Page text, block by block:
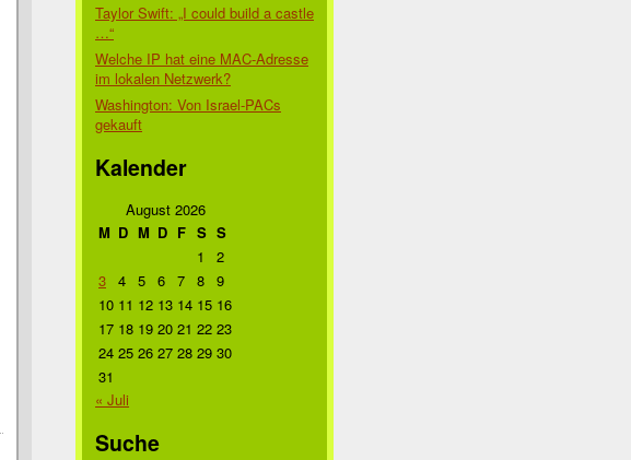
Taylor Swift: „I could build a castle
…“
Welche IP hat eine MAC-Adresse
im lokalen Netzwerk?
Washington: Von Israel-PACs
gekauft
Kalender
August 2026
M D M D F S S
1
2
3 4 5 6 7 8 9
10 11 12 13 14 15 16
17 18 19 20 21 22 23
24 25 26 27 28 29 30
31
« Juli
Suche